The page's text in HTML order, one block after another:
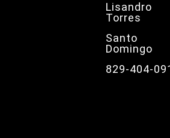
Lisandro
Torres
Santo
Domingo
829-404-